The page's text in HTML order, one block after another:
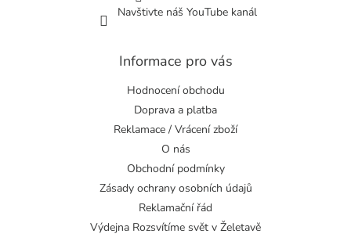
Navštivte náš YouTube kanál
Informace pro vás
Hodnocení obchodu
Doprava a platba
Reklamace / Vrácení zboží
O nás
Obchodní podmínky
Zásady ochrany osobních údajů
Reklamační řád
Výdejna Rozsvítíme svět v Želetavě